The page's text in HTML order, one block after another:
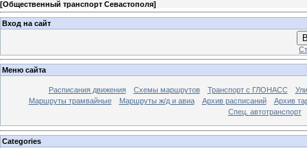
[Общественный транспорт Севастополя]
Вход на сайт
Меню сайта
Расписания движения Схемы маршрутов Транспорт с ГЛОНАСС
Маршруты трамвайные
Маршруты ж/д и авиа Архив расписаний
Архив
Спец. автотранспорт
Categories